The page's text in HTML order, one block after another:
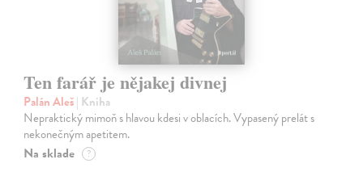
Ten farář je nějakej divnej
Palán Aleš| Kniha
Nepraktický mimoň s hlavou kdesi v oblacích. Vypasený prelát s
nekonečným apetitem.
Na sklade ?